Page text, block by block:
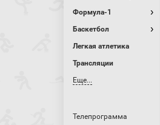
Формула-1
Баскетбол
Легкая атлетика
Трансляции
Еще...
Телепрограмма